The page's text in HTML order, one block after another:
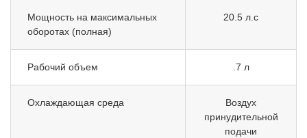
Мощность на максимальных
оборотах (полная)
20.5 л.с
Рабочий объем .7 л
Охлаждающая среда
Воздух
принудительной
подачи